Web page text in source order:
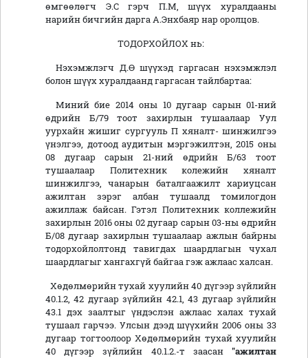
өмгөөлөгч Э.С гэрч П.М, шүүх хуралдааны
нарийн бичгийн дарга А.Энхбаяр нар оролцов.
ТОДОРХОЙЛОХ нь:
Нэхэмжлэгч Д.Ө шүүхэд гаргасан нэхэмжлэл
болон шүүх хуралдаанд гаргасан тайлбартаа:
Миний бие 2014 оны 10 дугаар сарын 01-ний
өдрийн Б/79 тоот захирлын тушаалаар Уул
уурхайн жишиг сургууль П хяналт- шинжилгээ
үнэлгээ, дотоод аудитын мэргэжилтэн, 2015 оны
08 дугаар сарын 21-ний өдрийн Б/63 тоот
тушаалаар Политехник колежийн хяналт
шинжилгээ, чанарын баталгаажилт хариуцсан
ажилтан зэрэг албан тушаалд томилогдон
ажиллаж байсан. Гэтэл Политехник коллежийн
захирлын 2016 оны 02 дугаар сарын 03-ны өдрийн
Б/08 дугаар захирлын тушаалаар ажлын байрны
тодорхойлолтонд тавигдах шаардлагын чухал
шаардлагыг хангахгүй байгаа гэж ажлаас халсан.
Хөдөлмөрийн тухай хуулийн 40 дүгээр зүйлийн
40.1.2, 42 дугаар зүйлийн 42.1, 43 дугаар зүйлийн
43.1 дэх заалтыг үндэслэн ажлаас халах тухай
тушаал гарчээ. Улсын дээд шүүхийн 2006 оны 33
дугаар тогтоолоор Хөдөлмөрийн тухай хуулийн
40 дүгээр зүйлийн 40.1.2.-т заасан "ажилтан